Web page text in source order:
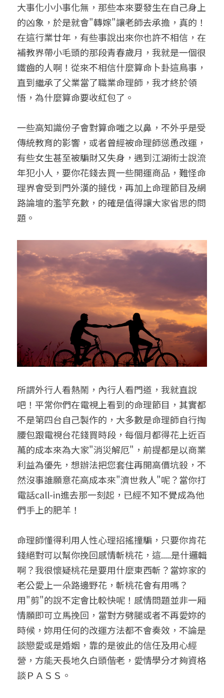
團隊訓練營
五行八字線上班
大事化小小事化無，那些本來要發生在自己身上
的凶象，於是就會"轉嫁"讓老師去承擔，真的！
在這行業廿年，有些事說出來你也許不相信，在
補教界帶小毛頭的那段青春歲月，我就是一個很
鐵齒的人啊！從來不相信什麼算命卜卦這鳥事，
直到繼承了父業當了職業命理師，我才終於領
悟，為什麼算命要收紅包了。
一些高知識份子會對算命嗤之以鼻，不外乎是受
傳統教育的影響，或者曾經被命理師慫恿改運，
有些女生甚至被騙財又失身，遇到江湖術士說流
年犯小人，要你花錢去買一些開運商品，難怪命
理界會受到門外漢的撻伐，再加上命理節目及網
路論壇的濫竽充數，的確是值得讓大家省思的問
題。
所謂外行人看熱鬧，內行人看門道，我就直說
吧！平常你們在電視上看到的命理節目，其實都
不是第四台自己製作的，大多數是命理師自行掏
腰包跟電視台花錢買時段，每個月都得花上近百
萬的成本來為大家"消災解厄"，前提都是以商業
利益為優先，想辦法把您套住再開高價坑殺，不
然沒事誰願意花高成本來"濟世救人"呢？當你打
電話call-in進去那一刻起，已經不知不覺成為他
們手上的肥羊！
命理師懂得利用人性心理招搖撞騙，只要你肯花
錢絕對可以幫你挽回感情斬桃花，這.....是什邏輯
啊？我很懷疑桃花是要用什麼東西斬？當妳家的
老公愛上一朵路邊野花，斬桃花會有用嗎？
用"剪"的說不定會比較快呢！感情問題並非一厢
情願即可立馬挽回，當對方劈腿或者不再愛妳的
時候，妳用任何的改運方法都不會奏效，不論是
談戀愛或是婚姻，靠的是彼此的信任及用心經
營，方能天長地久白頭偕老，愛情學分才夠資格
談ＰＡＳＳ。